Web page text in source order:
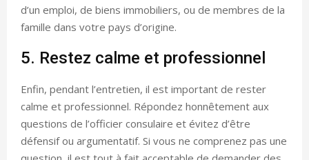
d’un emploi, de biens immobiliers, ou de membres de la
famille dans votre pays d’origine.
5. Restez calme et professionnel
Enfin, pendant l’entretien, il est important de rester
calme et professionnel. Répondez honnêtement aux
questions de l’officier consulaire et évitez d’être
défensif ou argumentatif. Si vous ne comprenez pas une